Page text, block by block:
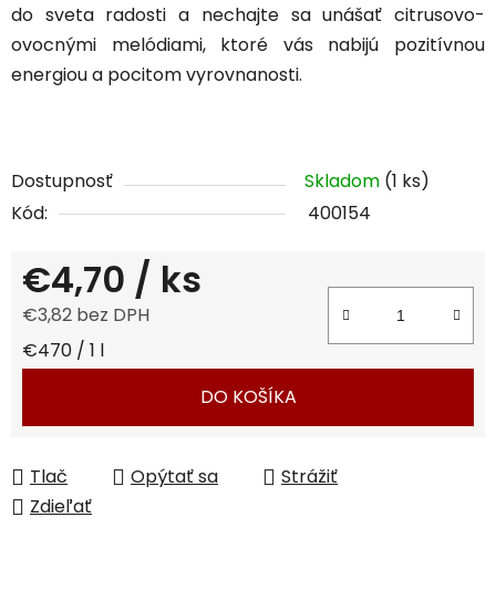
do sveta radosti a nechajte sa unášať citrusovo-
ovocnými melódiami, ktoré vás nabijú pozitívnou
energiou a pocitom vyrovnanosti.
Dostupnosť Skladom (1 ks)
Kód:
400154
€4,70 / ks
€3,82 bez DPH
Jednotková cena:
€470 / 1 l
DO KOŠÍKA
Tlač Opýtať sa
Strážiť
Zdieľať